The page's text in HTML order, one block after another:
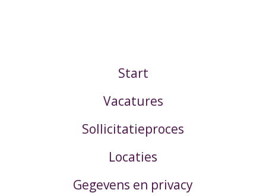
Start
Vacatures
Sollicitatieproces
Locaties
Gegevens en privacy